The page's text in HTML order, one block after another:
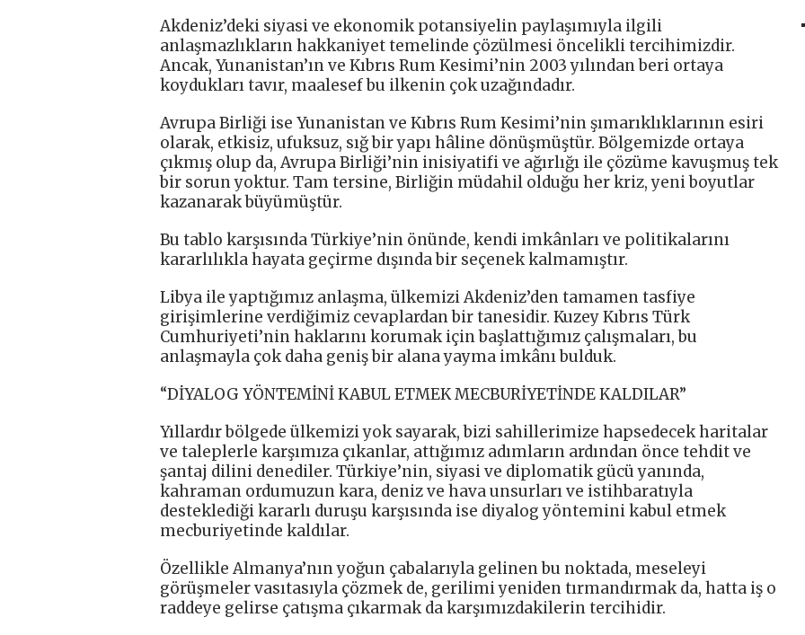
Akdeniz’deki siyasi ve ekonomik potansiyelin paylaşımıyla ilgili
anlaşmazlıkların hakkaniyet temelinde çözülmesi öncelikli tercihimizdir.
Ancak, Yunanistan’ın ve Kıbrıs Rum Kesimi’nin 2003 yılından beri ortaya
koydukları tavır, maalesef bu ilkenin çok uzağındadır.
Avrupa Birliği ise Yunanistan ve Kıbrıs Rum Kesimi’nin şımarıklıklarının esiri
olarak, etkisiz, ufuksuz, sığ bir yapı hâline dönüşmüştür. Bölgemizde ortaya
çıkmış olup da, Avrupa Birliği’nin inisiyatifi ve ağırlığı ile çözüme kavuşmuş tek
bir sorun yoktur. Tam tersine, Birliğin müdahil olduğu her kriz, yeni boyutlar
kazanarak büyümüştür.
Bu tablo karşısında Türkiye’nin önünde, kendi imkânları ve politikalarını
kararlılıkla hayata geçirme dışında bir seçenek kalmamıştır.
Libya ile yaptığımız anlaşma, ülkemizi Akdeniz’den tamamen tasfiye
girişimlerine verdiğimiz cevaplardan bir tanesidir. Kuzey Kıbrıs Türk
Cumhuriyeti’nin haklarını korumak için başlattığımız çalışmaları, bu
anlaşmayla çok daha geniş bir alana yayma imkânı bulduk.
“DİYALOG YÖNTEMİNİ KABUL ETMEK MECBURİYETİNDE KALDILAR”
Yıllardır bölgede ülkemizi yok sayarak, bizi sahillerimize hapsedecek haritalar
ve taleplerle karşımıza çıkanlar, attığımız adımların ardından önce tehdit ve
şantaj dilini denediler. Türkiye’nin, siyasi ve diplomatik gücü yanında,
kahraman ordumuzun kara, deniz ve hava unsurları ve istihbaratıyla
desteklediği kararlı duruşu karşısında ise diyalog yöntemini kabul etmek
mecburiyetinde kaldılar.
Özellikle Almanya’nın yoğun çabalarıyla gelinen bu noktada, meseleyi
görüşmeler vasıtasıyla çözmek de, gerilimi yeniden tırmandırmak da, hatta iş o
raddeye gelirse çatışma çıkarmak da karşımızdakilerin tercihidir.